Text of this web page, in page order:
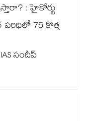
: హైకోర్టు
పరిధిలో 75 కొత్త
సందీప్